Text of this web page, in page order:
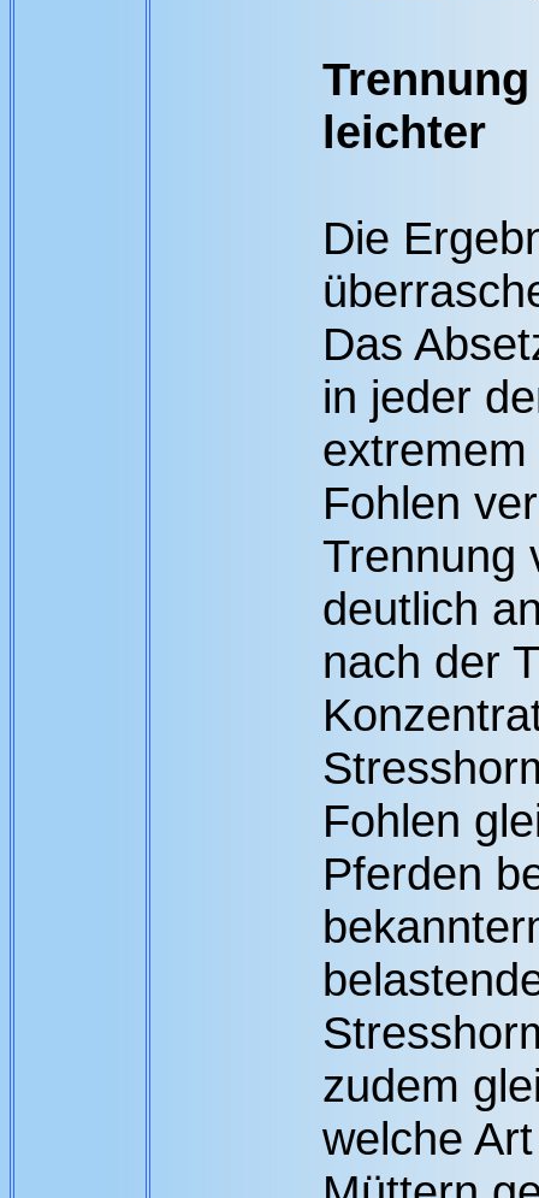
leichter
Die
Das
in jeder
Fohlen
Trennung
deutlich
nach der
Fohlen
Pferden
zudem
welche